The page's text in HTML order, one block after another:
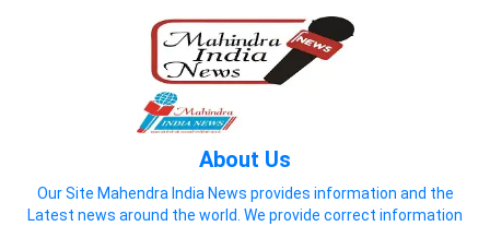
About Us
Our Site Mahendra India News provides information and the
Latest news around the world. We provide correct information